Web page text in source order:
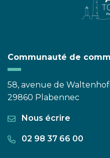
Communauté de
58, avenue de
29860 Plabennec
Nous écrire
02 98 37 66 00